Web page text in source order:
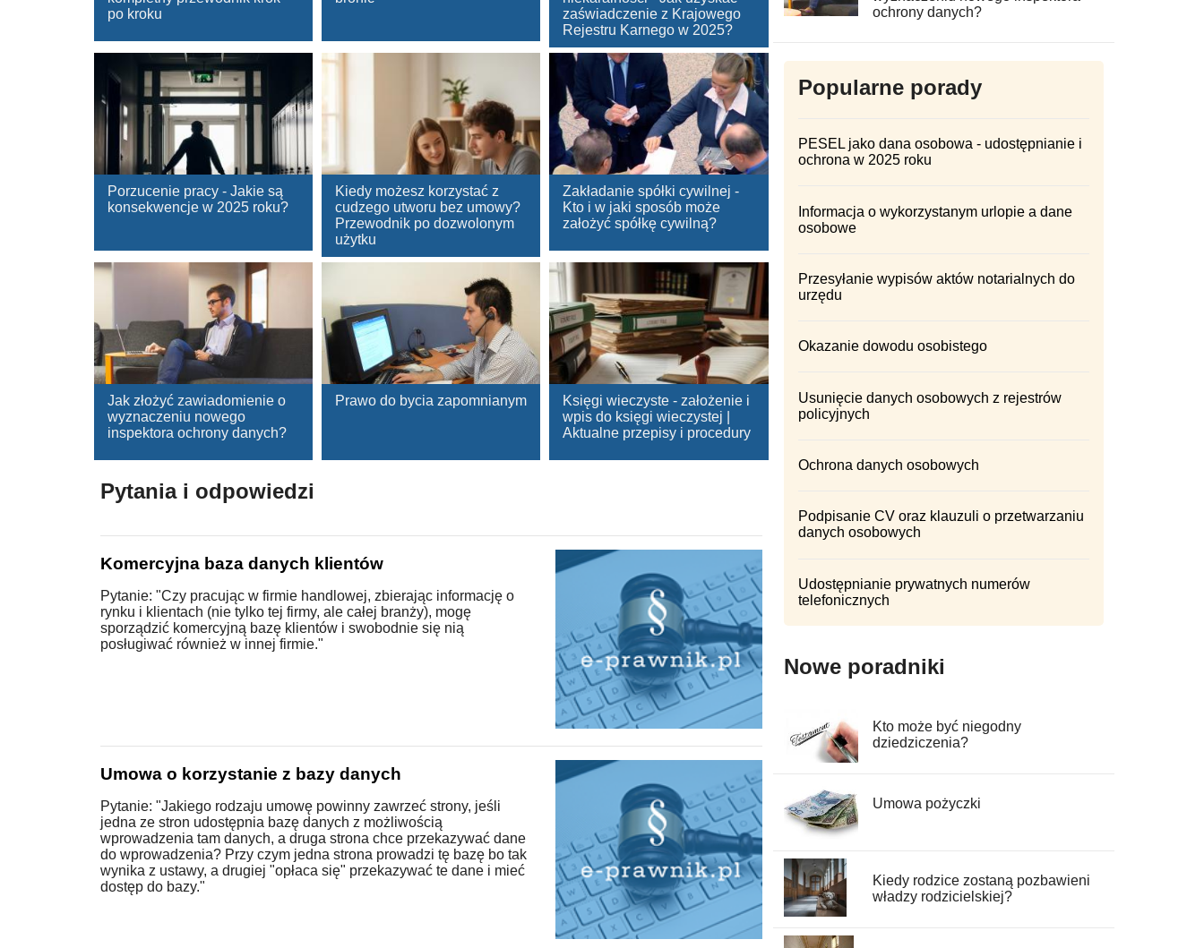
po kroku
zaświadczenie z Krajowego
Rejestru Karnego w 2025?
Porzucenie pracy - Jakie są
konsekwencje w 2025 roku?
Kiedy możesz korzystać z
cudzego utworu bez umowy?
Przewodnik po dozwolonym
użytku
Zakładanie spółki cywilnej -
Kto i w jaki sposób może
założyć spółkę cywilną?
Jak złożyć zawiadomienie o
wyznaczeniu nowego
inspektora ochrony danych?
Prawo do bycia zapomnianym
Księgi wieczyste - założenie i
wpis do księgi wieczystej |
Aktualne przepisy i procedury
Pytania i odpowiedzi
Komercyjna baza danych klientów
Pytanie: "Czy pracując w firmie handlowej, zbierając informację o
rynku i klientach (nie tylko tej firmy, ale całej branży), mogę
sporządzić komercyjną bazę klientów i swobodnie się nią
posługiwać również w innej firmie."
Umowa o korzystanie z bazy danych
Pytanie: "Jakiego rodzaju umowę powinny zawrzeć strony, jeśli
jedna ze stron udostępnia bazę danych z możliwością
wprowadzenia tam danych, a druga strona chce przekazywać dane
do wprowadzenia? Przy czym jedna strona prowadzi tę bazę bo tak
wynika z ustawy, a drugiej "opłaca się" przekazywać te dane i mieć
dostęp do bazy."
ochrony danych?
Popularne porady
PESEL jako dana osobowa - udostępnianie i
ochrona w 2025 roku
Informacja o wykorzystanym urlopie a dane
osobowe
Przesyłanie wypisów aktów notarialnych do
urzędu
Okazanie dowodu osobistego
Usunięcie danych osobowych z rejestrów
policyjnych
Ochrona danych osobowych
Podpisanie CV oraz klauzuli o przetwarzaniu
danych osobowych
Udostępnianie prywatnych numerów
telefonicznych
Nowe poradniki
Kto może być niegodny
dziedziczenia?
Umowa pożyczki
Kiedy rodzice zostaną pozbawieni
władzy rodzicielskiej?